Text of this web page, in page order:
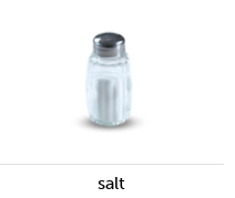
salt